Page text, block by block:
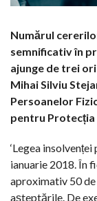
Numărul
semnificativ în
ajunge de trei
Mihai Silviu
Persoanelor
pentru Protecția
‘Legea
ianuarie 2018. În
aproximativ 50
așteptările. De